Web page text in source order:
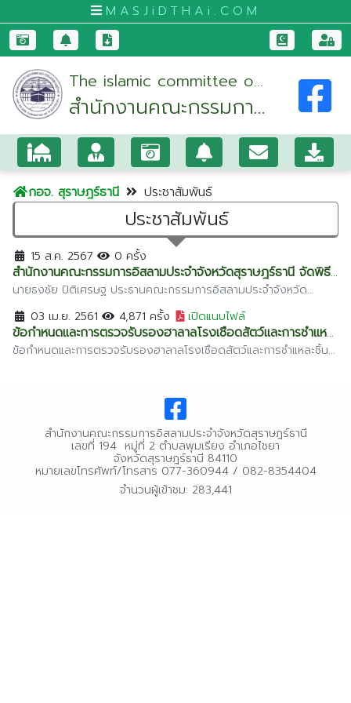
MASJiDTHAi.COM
หน้า
หลัก
มัสยิด
และ
สัป
ปุ
รุษ
กระบี่
กรุงเทพมหานคร
ขอนแก่น
จันทบุรี
ชุมพร
ตรัง
นราธิวาส
ประจวบคีรีขันธ์
The islamic committee of
suratthani
สำนักงานคณะกรรมการ
อิสลามประจำจังหวัด
สุราษฎร์ธานี
กอจ. สุราษฎร์ธานี ประชาสัมพันธ์
ประชาสัมพันธ์
15 ส.ค. 2567 0 ครั้ง
สำนักงานคณะกรรมการอิสลามประจำจังหวัดสุราษฎร์ธานี จัดพิธี
มอบโฉนดที่ดินมัสยิด ณ โรงเเรมวังใต้ จังหวัดสุราษฎร์ธานี
นายธงชัย ปิติเศรษฐ ประธานคณะกรรมการอิสลามประจำจังหวัด
สุราษฎร์ธานี เเละคณะกรรมการอิสลามประจำจังหวัดสุราษฎร์ธานี ได้
ประสานงานจัดทำโฉนดที่ดินมัสยิด ให้แก่มัสยิดในจังหวัด เพราะได้มีการ
ร้องเรียนจากอีหม่ามประจำมัสยิด ว่ามีปัญหา
03 เม.ย. 2561 4,871 ครั้ง เปิดแนบไฟล์
ข้อกำหนดและการตรวจรับรองฮาลาลโรงเชือดสัตว์และการชำแหละ
ชิ้นส่วน พ.ศ.2559
ข้อกำหนดและการตรวจรับรองฮาลาลโรงเชือดสัตว์และการชำแหละชิ้น
สํานักงานคณะกรรมการอิสลามประจําจังหวัดสุราษฎร์ธานี
เลขที่ 194 หมู่ที่ 2 ตําบลพุมเรียง อําเภอไชยา
จังหวัดสุราษฎร์ธานี 84110
หมายเลขโทรศัพท์/โทรสาร 077-360944 / 082-8354404
จำนวนผู้เข้าชม: 283,441